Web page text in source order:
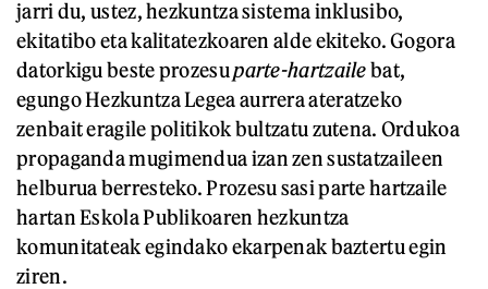
jarri du, ustez, hezkuntza sistema inklusibo,
ekitatibo eta kalitatezkoaren alde ekiteko. Gogora
datorkigu beste prozesuparte-hartzailebat,
egungo Hezkuntza Legea aurrera ateratzeko
zenbait eragile politikok bultzatu zutena. Ordukoa
propaganda mugimendua izan zen sustatzaileen
helburua berresteko. Prozesu sasi parte hartzaile
hartan Eskola Publikoaren hezkuntza
komunitateak egindako ekarpenak baztertu egin
ziren.